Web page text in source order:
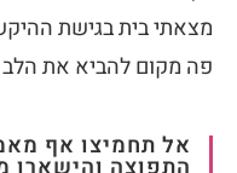
מצאתי בית בגישת
פה מקום להביא את הלב
אל תחמיצו אף